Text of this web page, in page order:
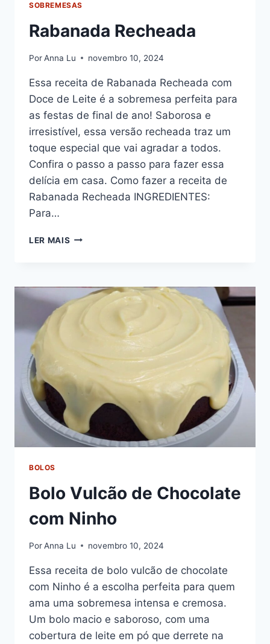
SOBREMESAS
Rabanada Recheada
PorAnna Lu novembro 10, 2024
Essa receita de Rabanada Recheada com
Doce de Leite é a sobremesa perfeita para
as festas de final de ano! Saborosa e
irresistível, essa versão recheada traz um
toque especial que vai agradar a todos.
Confira o passo a passo para fazer essa
delícia em casa. Como fazer a receita de
Rabanada Recheada INGREDIENTES:
Para…
LER MAIS RABANADA
BOLOS
Bolo Vulcão de Chocolate
com Ninho
PorAnna Lu novembro 10, 2024
Essa receita de bolo vulcão de chocolate
com Ninho é a escolha perfeita para quem
ama uma sobremesa intensa e cremosa.
Um bolo macio e saboroso, com uma
cobertura de leite em pó que derrete na